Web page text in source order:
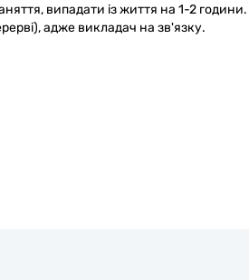
випадати із життя на 1-2
адже викладач на зв'язку.